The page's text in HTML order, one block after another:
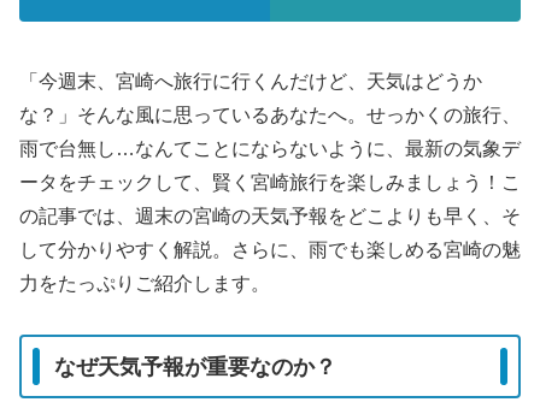
「今週末、宮崎へ旅行に行くんだけど、天気はどうか
な？」そんな風に思っているあなたへ。せっかくの旅行、
雨で台無し…なんてことにならないように、最新の気象デ
ータをチェックして、賢く宮崎旅行を楽しみましょう！こ
の記事では、週末の宮崎の天気予報をどこよりも早く、そ
して分かりやすく解説。さらに、雨でも楽しめる宮崎の魅
力をたっぷりご紹介します。
なぜ天気予報が重要なのか？